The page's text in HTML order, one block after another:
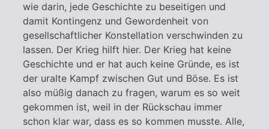
wie darin, jede Geschichte zu beseitigen und
damit Kontingenz und Gewordenheit von
gesellschaftlicher Konstellation verschwinden zu
lassen. Der Krieg hilft hier. Der Krieg hat keine
Geschichte und er hat auch keine Gründe, es ist
der uralte Kampf zwischen Gut und Böse. Es ist
also müßig danach zu fragen, warum es so weit
gekommen ist, weil in der Rückschau immer
schon klar war, dass es so kommen musste. Alle,